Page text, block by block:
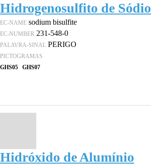
Hidrogenosulfito de Sódio
EC-NAME sodium bisulfite
EC-NUMBER 231-548-0
PALAVRA-SINAL PERIGO
PICTOGRAMAS
GHS05
GHS07
Hidróxido de Alumínio